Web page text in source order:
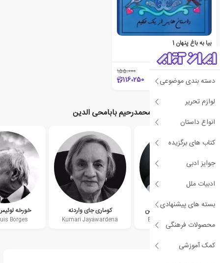
دسته بندی موضوعی
لوازم تحریر
انواع داستان
کتاب های برگزیده
جوایز ادبی
ادبیات ملل
بسته های پیشنهادی
محصولات فرهنگی
کمک آموزشی
بیا به باغ پنهان 1
محمدرحیم بابامحی الدین
٪25 155،000
116،250
نویسندگان مرتبط با محمدرحیم بابامحی الدین
محمدرحیم بابامحی الدین
Bawa Muhaiyaddeen
کوماری جای واردنه
Kumari Jayawardena
خورخه
Borges